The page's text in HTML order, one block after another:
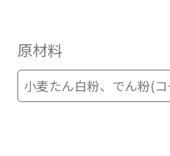
原材料
小麦たん白粉、でん粉(コ